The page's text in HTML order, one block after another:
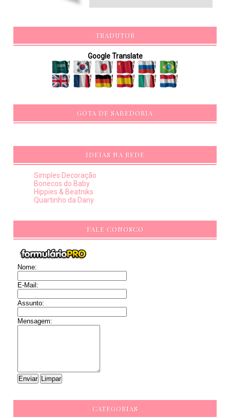
TRADUTOR
Google Translate
GOTA DE SABEDORIA
IDEIAS NA REDE
Simples Decoração
Bonecos do Baby
Hippies & Beatniks
Quartinho da Dany
FALE CONOSCO
Nome:
E-Mail:
Assunto:
Mensagem:
CATEGORIAS